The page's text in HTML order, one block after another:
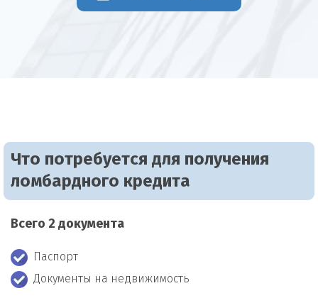
Что потребуется для получения
ломбардного кредита
Всего 2 документа
Паспорт
Документы на недвижимость